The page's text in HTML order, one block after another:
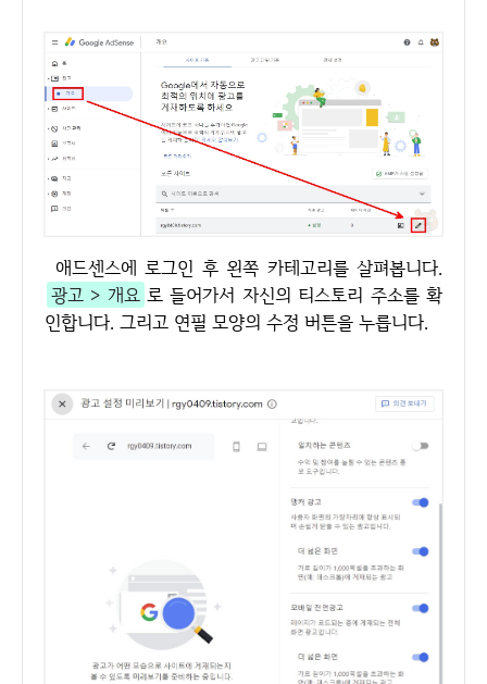
애드센스에 로그인 후 왼쪽 카테고리를 살펴봅니다.
광고 > 개요 로 들어가서 자신의 티스토리 주소를 확
인합니다. 그리고 연필 모양의 수정 버튼을 누릅니다.